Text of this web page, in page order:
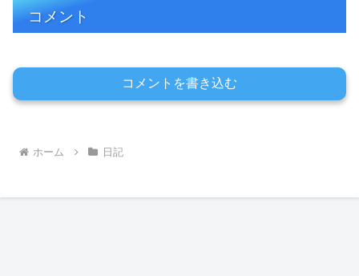
コメント
コメントを書き込む
ホーム 日記